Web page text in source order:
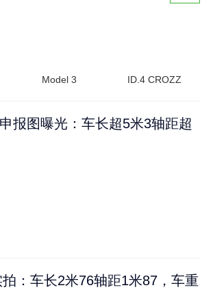
Model 3 ID.4 CROZZ
报图曝光：车长超5米3轴距超
：车长2米76轴距1米87，车重